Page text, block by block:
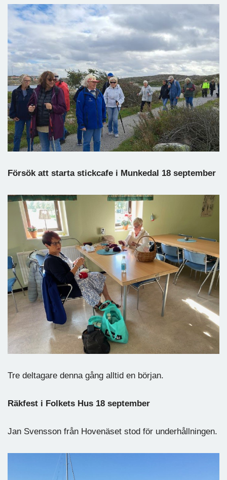
Försök att starta stickcafe i Munkedal 18 september
Tre deltagare denna gång alltid en början.
Räkfest i Folkets Hus 18 september
Jan Svensson från Hovenäset stod för underhållningen.